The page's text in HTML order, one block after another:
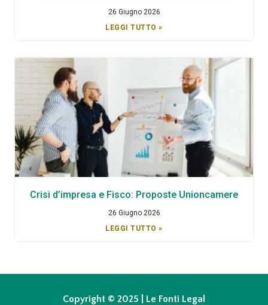
26 Giugno 2026
LEGGI TUTTO »
Crisi d’impresa e Fisco: Proposte Unioncamere
26 Giugno 2026
LEGGI TUTTO »
Copyright © 2025 | Le Fonti Legal